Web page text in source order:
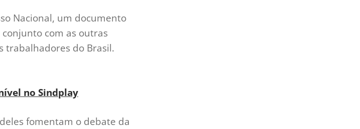
Nacional, um documento
com as outras
trabalhadores do Brasil.
no Sindplay
fomentam o debate da